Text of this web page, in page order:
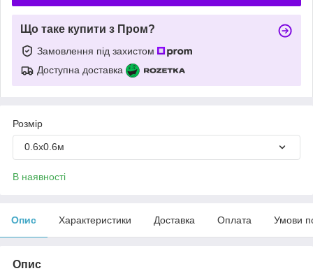
Що таке купити з Пром?
Замовлення під захистом
Доступна доставка
Розмір
0.6х0.6м
В наявності
Опис Характеристики Доставка Оплата Умови
Опис